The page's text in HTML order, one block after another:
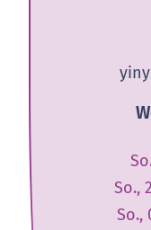
So.,
So.,